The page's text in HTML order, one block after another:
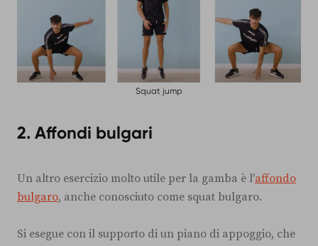
Squat jump
2. Affondi bulgari
Un altro esercizio molto utile per la gamba è l'affondo
bulgaro, anche conosciuto come squat bulgaro.
Si esegue con il supporto di un piano di appoggio, che